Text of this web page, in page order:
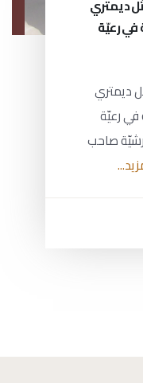
ديمتري
في رعيّة
ديمتري
رعيّة
صاحب